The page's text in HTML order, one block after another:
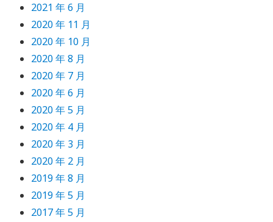
2021 年 6 月
2020 年 11 月
2020 年 10 月
2020 年 8 月
2020 年 7 月
2020 年 6 月
2020 年 5 月
2020 年 4 月
2020 年 3 月
2020 年 2 月
2019 年 8 月
2019 年 5 月
2017 年 5 月